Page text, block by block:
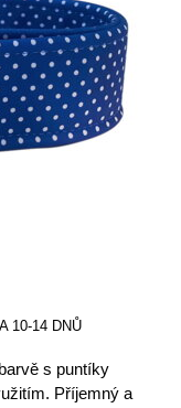
10-14 DNŮ
s puntíky
Příjemný a